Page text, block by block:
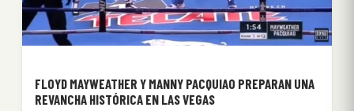
FLOYD MAYWEATHER Y MANNY PACQUIAO PREPARAN UNA
REVANCHA HISTÓRICA EN LAS VEGAS